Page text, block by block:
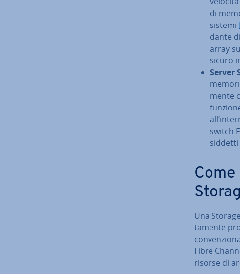
di
sistemi
dan­te
array
sicuro
Server
men­te
switch
sid­det­ti
Una
ta­men­te
Fibre
risorse di